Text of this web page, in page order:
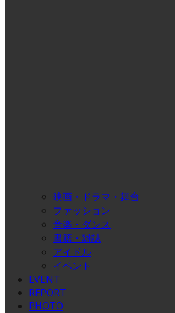
映画・ドラマ・舞台
ファッション
音楽・ダンス
書籍・雑誌
アイドル
イベント
EVENT
REPORT
PHOTO